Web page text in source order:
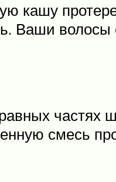
кашу
Ваши волосы
смесь